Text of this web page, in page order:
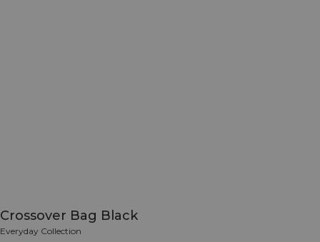
Crossover Bag Black
Everyday Collection